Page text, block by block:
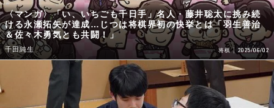
〈マンガ〉「い、いちごも千日手」名人・藤井聡太に挑み続
ける永瀬拓矢が達成…じつは将棋界初の快挙とは「羽生善治
＆佐々木勇気とも共闘！」
千田純生 将棋 2025/06/02